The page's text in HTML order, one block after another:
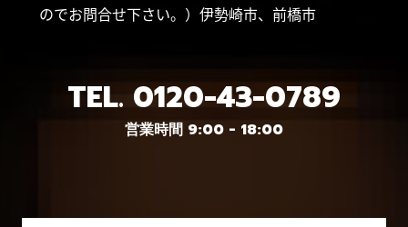
のでお問合せ下さい。）伊勢崎市、前橋市
TEL. 0120-43-0789
営業時間 9:00 - 18:00